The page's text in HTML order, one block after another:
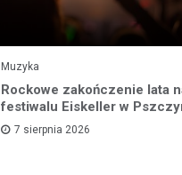
Muzyka
Rockowe zakończenie lata
festiwalu Eiskeller w
7 sierpnia 2026